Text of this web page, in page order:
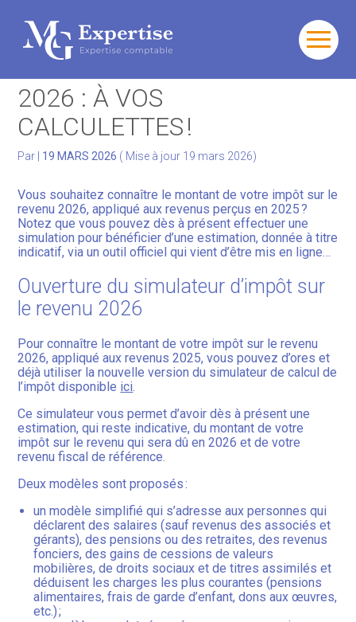
Aller
Gérer votre quotidien
Développer votre activité
Gérer votre patrimoine
Facturation Électronique
IMPÔT SUR LE REVENU
2026 : À VOS
CALCULETTES !
Par 19 MARS 2026 ( Mise à jour 19 mars 2026)
Vous souhaitez connaître le montant de votre impôt sur le
revenu 2026, appliqué aux revenus perçus en 2025 ?
Notez que vous pouvez dès à présent effectuer une
simulation pour bénéficier d’une estimation, donnée à titre
indicatif, via un outil officiel qui vient d’être mis en ligne…
Ouverture du simulateur d’impôt sur
le revenu 2026
Pour connaître le montant de votre impôt sur le revenu
2026, appliqué aux revenus 2025, vous pouvez d’ores et
déjà utiliser la nouvelle version du simulateur de calcul de
l’impôt disponible ici.
Ce simulateur vous permet d’avoir dès à présent une
estimation, qui reste indicative, du montant de votre
impôt sur le revenu qui sera dû en 2026 et de votre
revenu fiscal de référence.
Deux modèles sont proposés :
un modèle simplifié qui s’adresse aux personnes qui
déclarent des salaires (sauf revenus des associés et
gérants), des pensions ou des retraites, des revenus
fonciers, des gains de cessions de valeurs
mobilières, de droits sociaux et de titres assimilés et
déduisent les charges les plus courantes (pensions
alimentaires, frais de garde d’enfant, dons aux œuvres,
etc.) ;